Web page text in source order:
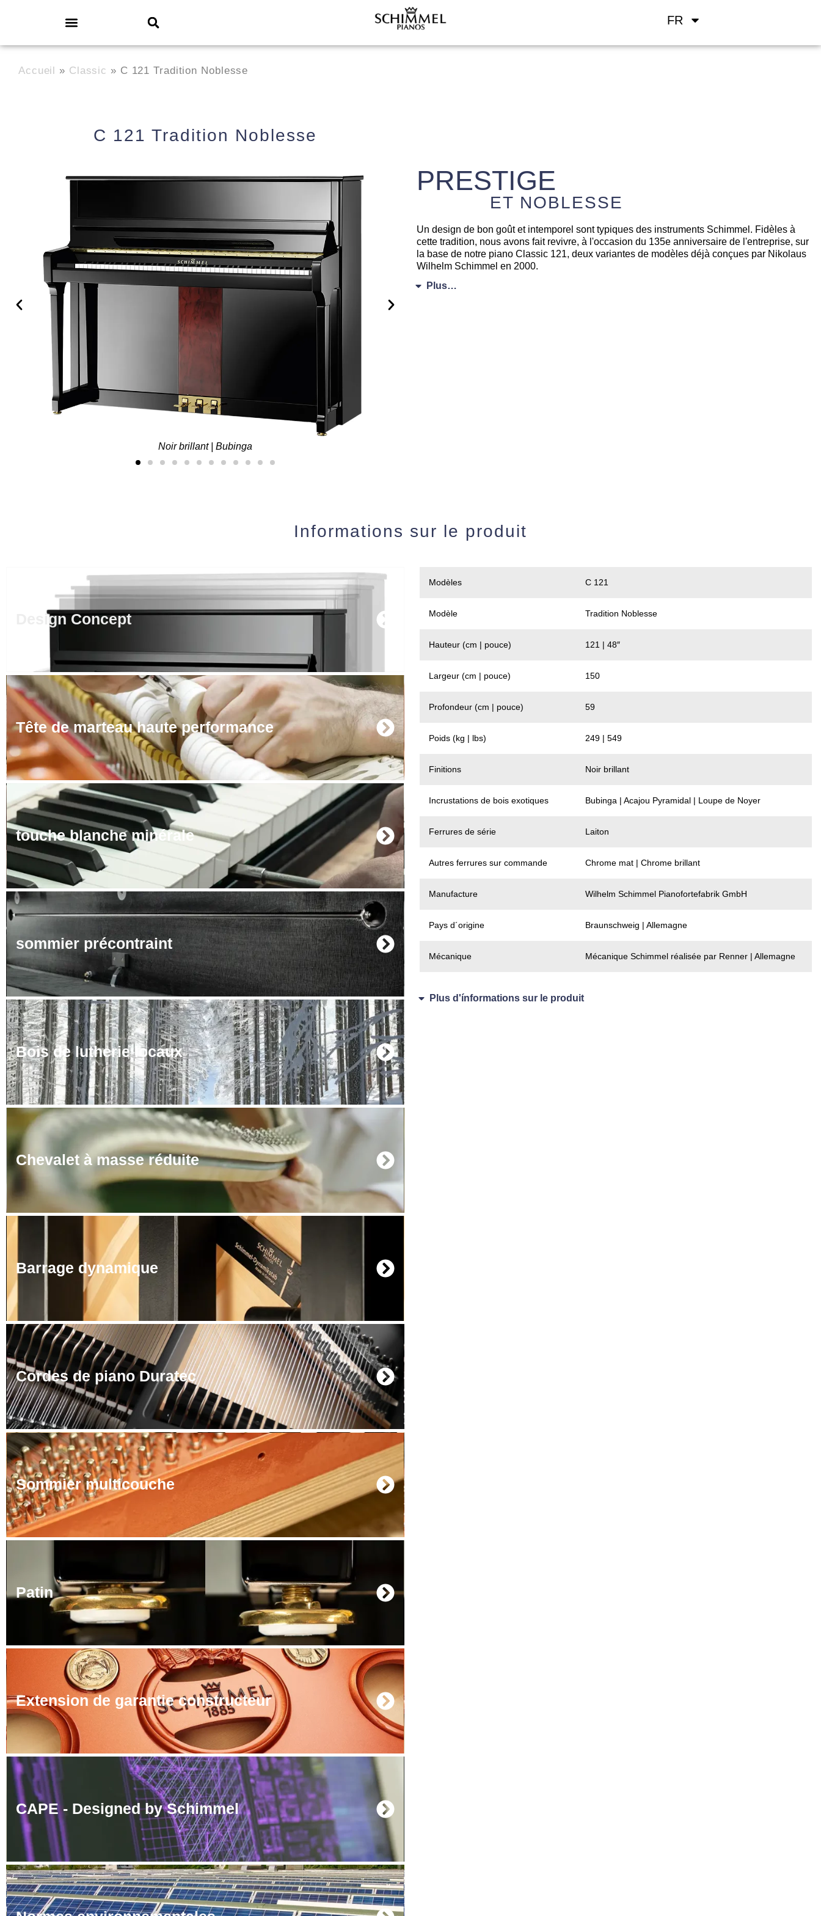
FR
Accueil » Classic » C 121 Tradition Noblesse
C 121 Tradition Noblesse
Noir brillant | Bubinga
PRESTIGE
ET NOBLESSE
Un design de bon goût et intemporel sont typiques des instruments Schimmel. Fidèles à
cette tradition, nous avons fait revivre, à l'occasion du 135e anniversaire de l'entreprise, sur
la base de notre piano Classic 121, deux variantes de modèles déjà conçues par Nikolaus
Wilhelm Schimmel en 2000.
Plus…
Informations sur le produit
Design Concept
Tête de marteau haute performance
touche blanche minérale
sommier précontraint
Bois de lutherie locaux
Chevalet à masse réduite
Barrage dynamique
Cordes de piano Duratec
Sommier multicouche
Patin
Extension de garantie constructeur
CAPE - Designed by Schimmel
Modèles C 121
Modèle Tradition Noblesse
Hauteur (cm | pouce) 121 | 48″
Largeur (cm | pouce) 150
Profondeur (cm | pouce) 59
Poids (kg | lbs) 249 | 549
Finitions Noir brillant
Incrustations de bois exotiques Bubinga | Acajou Pyramidal | Loupe de Noyer
Ferrures de série Laiton
Autres ferrures sur commande Chrome mat | Chrome brillant
Manufacture Wilhelm Schimmel Pianofortefabrik GmbH
Pays d´origine Braunschweig | Allemagne
Mécanique Mécanique Schimmel réalisée par Renner | Allemagne
Plus d'ínformations sur le produit